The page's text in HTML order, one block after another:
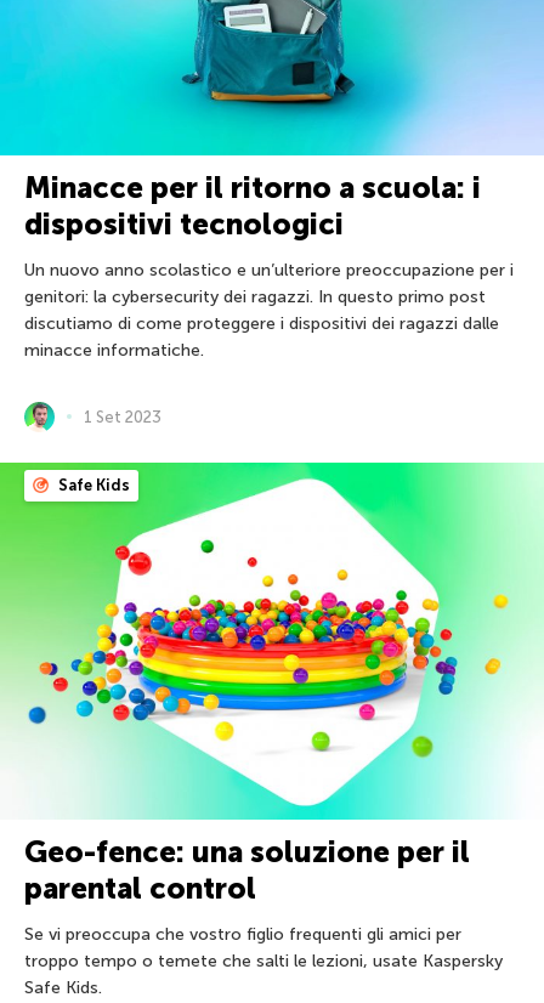
Minacce per il ritorno a scuola: i
dispositivi tecnologici
Un nuovo anno scolastico e un’ulteriore preoccupazione per i
genitori: la cybersecurity dei ragazzi. In questo primo post
discutiamo di come proteggere i dispositivi dei ragazzi dalle
minacce informatiche.
1 Set 2023
Safe Kids
Geo-fence: una soluzione per il
parental control
Se vi preoccupa che vostro figlio frequenti gli amici per
troppo tempo o temete che salti le lezioni, usate Kaspersky
Safe Kids.